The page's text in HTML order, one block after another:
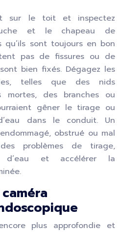
sur le toit et inspectez
et le chapeau de
qu’ils sont toujours en bon
pas de fissures ou de
bien fixés. Dégagez les
telles que des nids
mortes, des branches ou
gêner le tirage ou
dans le conduit. Un
obstrué ou mal
problèmes de tirage,
d’eau et accélérer la
plus approfondie et